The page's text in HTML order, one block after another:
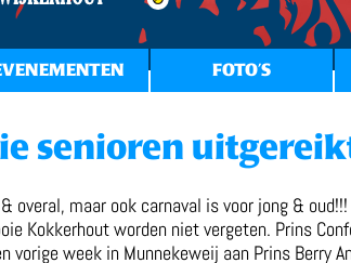
FOTO’S
senioren
overal, maar ook carnaval is voor jong &
Kokkerhout worden niet vergeten. Prins
vorige week in Munnekeweij aan Prins Berry